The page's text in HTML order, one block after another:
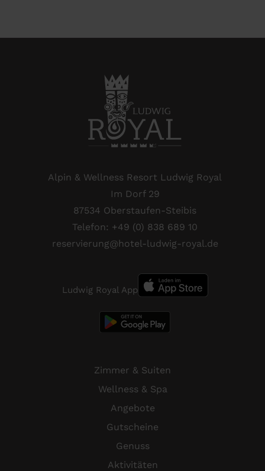
Alpin & Wellness Resort Ludwig Royal
Im Dorf 29
87534 Oberstaufen-Steibis
Telefon: +49 (0) 838 689 10
reservierung@hotel-ludwig-royal.de
Ludwig Royal App
Zimmer & Suiten
Wellness & Spa
Angebote
Gutscheine
Genuss
Aktivitäten